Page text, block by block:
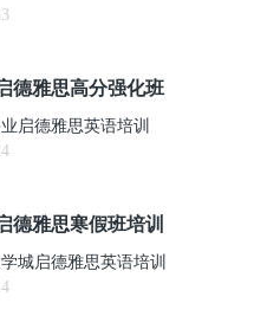
德雅思高分强化班
启德雅思英语培训
德雅思寒假班培训
城启德雅思英语培训